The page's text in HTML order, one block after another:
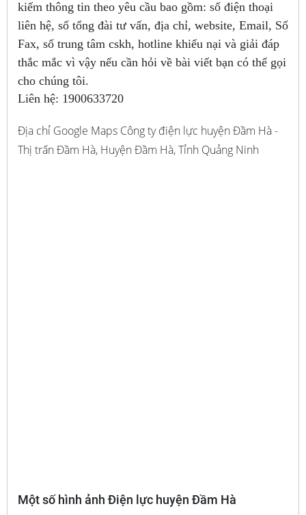
kiếm thông tin theo yêu cầu bao gồm: số điện thoại
liên hệ, số tổng đài tư vấn, địa chỉ, website, Email, Số
Fax, số trung tâm cskh, hotline khiếu nại và giải đáp
thắc mắc vì vậy nếu cần hỏi về bài viết bạn có thể gọi
cho chúng tôi.
Liên hệ: 1900633720
Địa chỉ Google Maps Công ty điện lực huyện Đầm Hà -
Thị trấn Đầm Hà, Huyện Đầm Hà, Tỉnh Quảng Ninh
Một số hình ảnh Điện lực huyện Đầm Hà